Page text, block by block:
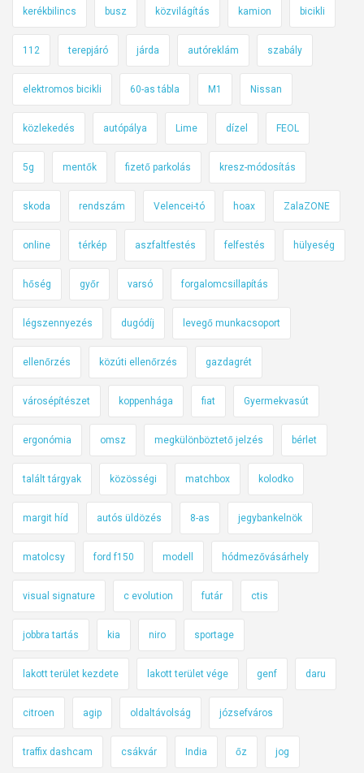
e
b
kerékbilincs busz közvilágítás kamion bicikli
112 terepjáró járda autóreklám szabály
elektromos bicikli 60-as tábla M1 Nissan
közlekedés autópálya Lime dízel FEOL
5g mentők fizető parkolás kresz-módosítás
skoda rendszám Velencei-tó hoax ZalaZONE
online térkép aszfaltfestés felfestés hülyeség
hőség győr varsó forgalomcsillapítás
légszennyezés dugódíj levegő munkacsoport
ellenőrzés közúti ellenőrzés gazdagrét
városépítészet koppenhága fiat Gyermekvasút
ergonómia omsz megkülönböztető jelzés bérlet
talált tárgyak közösségi matchbox kolodko
margit híd autós üldözés 8-as jegybankelnök
matolcsy ford f150 modell hódmezővásárhely
visual signature c evolution futár ctis
jobbra tartás kia niro sportage
lakott terület kezdete lakott terület vége genf daru
citroen agip oldaltávolság józsefváros
traffix dashcam csákvár India őz jog